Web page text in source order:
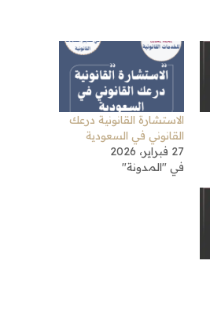
الاستشارة القانونية درعك
القانوني في السعودية
27 فبراير، 2026
في "المدونة"